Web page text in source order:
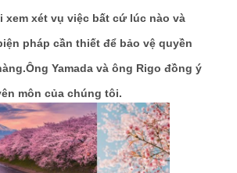
xem xét vụ việc bất cứ lúc nào và
pháp cần thiết để bảo vệ quyền
Yamada và ông Rigo đồng ý
môn của chúng tôi.